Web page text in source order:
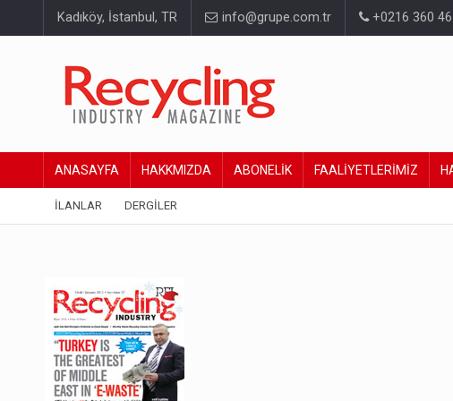
Kadıköy, İstanbul, TR info@grupe.com.tr +0216 360
ANASAYFA HAKKMIZDA ABONELİK FAALİYETLERİMİZ
İLANLAR DERGİLER